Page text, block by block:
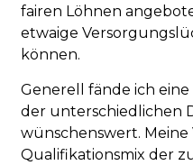
fairen Löhnen
etwaige
können.
Generell fände ich
der unterschiedlichen
wünschenswert. Meine
Qualifikationsmix der